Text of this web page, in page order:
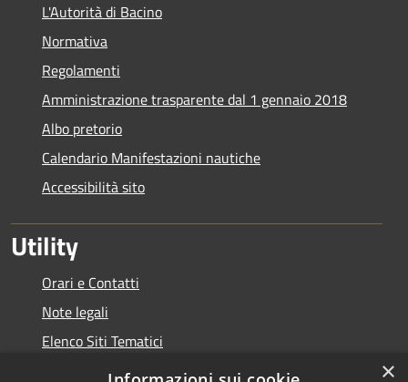
L'Autorità di Bacino
Normativa
Regolamenti
Amministrazione trasparente dal 1 gennaio 2018
Albo pretorio
Calendario Manifestazioni nautiche
Accessibilità sito
Utility
Orari e Contatti
Note legali
Elenco Siti Tematici
×